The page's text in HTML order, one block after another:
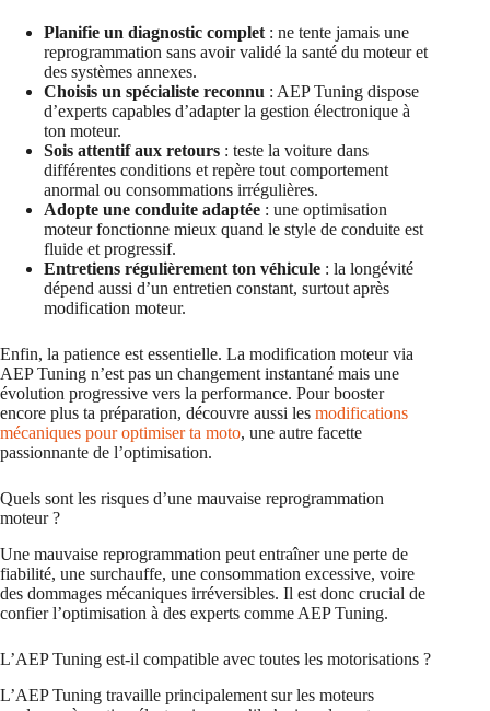
Planifie un diagnostic complet : ne tente jamais une
reprogrammation sans avoir validé la santé du moteur et
des systèmes annexes.
Choisis un spécialiste reconnu : AEP Tuning dispose
d’experts capables d’adapter la gestion électronique à
ton moteur.
Sois attentif aux retours : teste la voiture dans
différentes conditions et repère tout comportement
anormal ou consommations irrégulières.
Adopte une conduite adaptée : une optimisation
moteur fonctionne mieux quand le style de conduite est
fluide et progressif.
Entretiens régulièrement ton véhicule : la longévité
dépend aussi d’un entretien constant, surtout après
modification moteur.
Enfin, la patience est essentielle. La modification moteur via
AEP Tuning n’est pas un changement instantané mais une
évolution progressive vers la performance. Pour booster
encore plus ta préparation, découvre aussi les modifications
mécaniques pour optimiser ta moto, une autre facette
passionnante de l’optimisation.
Quels sont les risques d’une mauvaise reprogrammation
moteur ?
Une mauvaise reprogrammation peut entraîner une perte de
fiabilité, une surchauffe, une consommation excessive, voire
des dommages mécaniques irréversibles. Il est donc crucial de
confier l’optimisation à des experts comme AEP Tuning.
L’AEP Tuning est-il compatible avec toutes les motorisations ?
L’AEP Tuning travaille principalement sur les moteurs